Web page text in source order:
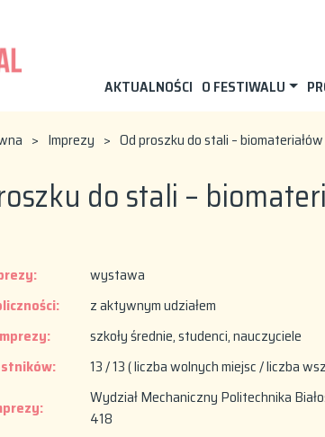
AKTUALNOŚCI O FESTIWALU
> Imprezy > Od proszku do stali –
do stali –
wystawa
z aktywnym udziałem
szkoły średnie, studenci, nauczyciele
13 / 13 ( liczba wolnych miejsc / liczba
Wydział Mechaniczny Politechnika
418